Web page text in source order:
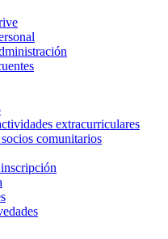
extracurriculares
comunitarios